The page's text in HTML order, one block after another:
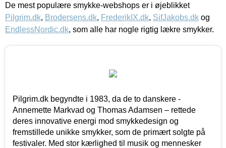
De mest populære smykke-webshops er i øjeblikket
Pilgrim.dk, Brodersens.dk, FrederikIX.dk, SifJakobs.dk og
EndlessNordic.dk, som alle har nogle rigtig lækre smykker.
Pilgrim.dk begyndte i 1983, da de to danskere -
Annemette Markvad og Thomas Adamsen – rettede
deres innovative energi mod smykkedesign og
fremstillede unikke smykker, som de primært solgte på
festivaler. Med stor kærlighed til musik og mennesker